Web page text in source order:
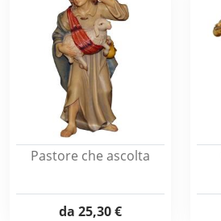
Pastore che ascolta
da 25,30 €